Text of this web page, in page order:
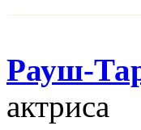
Рауш-
актриса